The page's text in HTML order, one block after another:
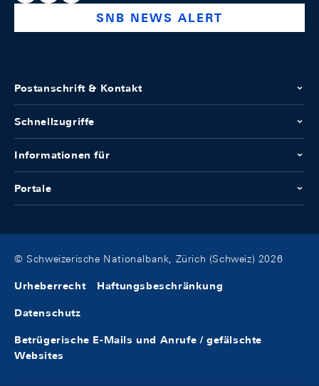
SNB NEWS ALERT
Postanschrift & Kontakt
Schnellzugriffe
Informationen für
Portale
© Schweizerische Nationalbank, Zürich (Schweiz) 2026
Urheberrecht Haftungsbeschränkung
Datenschutz
Betrügerische E-Mails und Anrufe / gefälschte
Websites